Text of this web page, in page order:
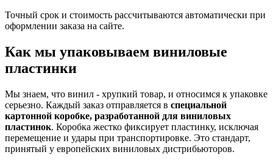
Точный срок и стоимость рассчитываются автоматически при
оформлении заказа на сайте.
Как мы упаковываем виниловые
пластинки
Мы знаем, что винил - хрупкий товар, и относимся к упаковке
серьезно. Каждый заказ отправляется в специальной
картонной коробке, разработанной для виниловых
пластинок. Коробка жестко фиксирует пластинку, исключая
перемещение и удары при транспортировке. Это стандарт,
принятый у европейских виниловых дистрибьюторов.